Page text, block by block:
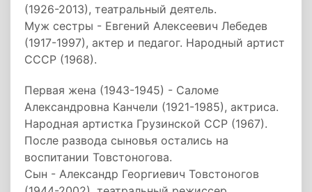
(1926-2013), театральный деятель.
Муж сестры - Евгений Алексеевич Лебедев
(1917-1997), актер и педагог. Народный артист
СССР (1968).
Первая жена (1943-1945) - Саломе
Александровна Канчели (1921-1985), актриса.
Народная артистка Грузинской ССР (1967).
После развода сыновья остались на
воспитании Товстоногова.
Сын - Александр Георгиевич Товстоногов